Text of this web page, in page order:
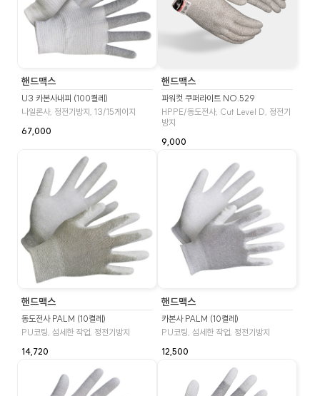
핸드맥스
U3 카본사내피 (100켤레)
나일론사, 정전기방지, 13/15게이지
67,000
핸드맥스
파워컷 쿠퍼라이트 NO.529
HPPE/동도전사, Cut Level D, 정전기
방지
9,000
핸드맥스
동도전사 PALM (10켤레)
PU코팅, 섬세한 작업, 정전기방지
14,720
핸드맥스
카본사 PALM (10켤레)
PU코팅, 섬세한 작업, 정전기방지
12,500